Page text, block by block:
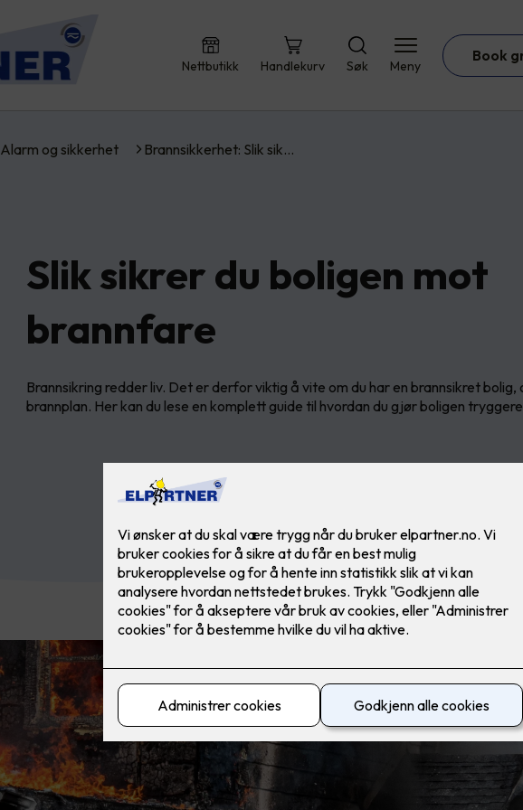
Nettbutikk Handlekurv Søk Meny
Book
Alarm og sikkerhet Brannsikkerhet: Slik sik…
Slik sikrer du boligen mot
brannfare
Brannsikring redder liv. Det er derfor viktig å vite om du har en brannsikret bolig,
brannplan. Her kan du lese en komplett guide til hvordan du gjør boligen